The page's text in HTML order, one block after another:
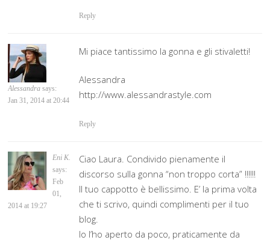
Reply
Alessandra says:
Jan 31, 2014 at 20:44
Mi piace tantissimo la gonna e gli stivaletti!
Alessandra
http://www.alessandrastyle.com
Reply
Eni K.
says:
Feb
01,
2014 at 19:27
Ciao Laura. Condivido pienamente il
discorso sulla gonna “non troppo corta” !!!!!!
Il tuo cappotto è bellissimo. E’ la prima volta
che ti scrivo, quindi complimenti per il tuo
blog.
Io l’ho aperto da poco, praticamente da